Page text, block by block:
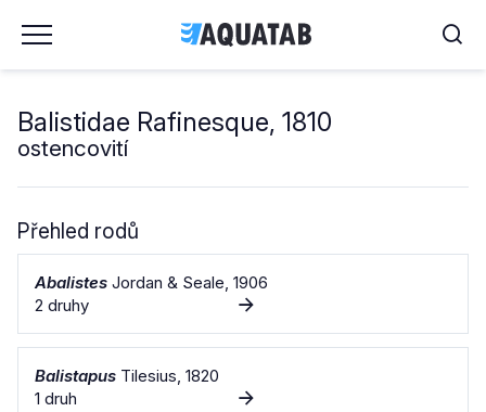
Balistidae Rafinesque, 1810
ostencovití
Přehled rodů
Abalistes Jordan & Seale, 1906
2 druhy
Balistapus Tilesius, 1820
1 druh